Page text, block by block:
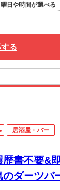
曜日や時間が選べる
る
居酒屋・バー
歴書不要
ダーツバ